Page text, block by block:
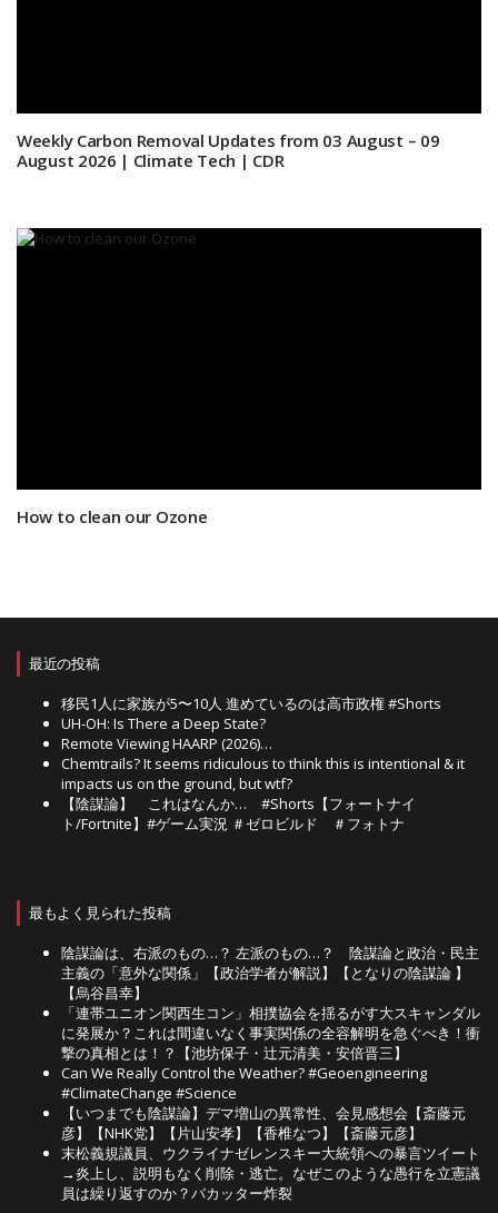
Weekly Carbon Removal Updates from 03 August – 09
August 2026 | Climate Tech | CDR
How to clean our Ozone
最近の投稿
移民1人に家族が5〜10人 進めているのは高市政権 #Shorts
UH-OH: Is There a Deep State?
Remote Viewing HAARP (2026)…
Chemtrails? It seems ridiculous to think this is intentional & it
impacts us on the ground, but wtf?
【陰謀論】 これはなんか… #Shorts【フォートナイ
ト/Fortnite】#ゲーム実況 ＃ゼロビルド ＃フォトナ
最もよく見られた投稿
陰謀論は、右派のもの…？ 左派のもの…？ 陰謀論と政治・民主
主義の「意外な関係」【政治学者が解説】【となりの陰謀論 】
【烏谷昌幸】
「連帯ユニオン関西生コン」相撲協会を揺るがす大スキャンダル
に発展か？これは間違いなく事実関係の全容解明を急ぐべき！衝
撃の真相とは！？【池坊保子・辻元清美・安倍晋三】
Can We Really Control the Weather? #Geoengineering
#ClimateChange #Science
【いつまでも陰謀論】デマ増山の異常性、会見感想会【斎藤元
彦】【NHK党】【片山安孝】【香椎なつ】【斎藤元彦】
末松義規議員、ウクライナゼレンスキー大統領への暴言ツイート
→炎上し、説明もなく削除・逃亡。なぜこのような愚行を立憲議
員は繰り返すのか？バカッター炸裂